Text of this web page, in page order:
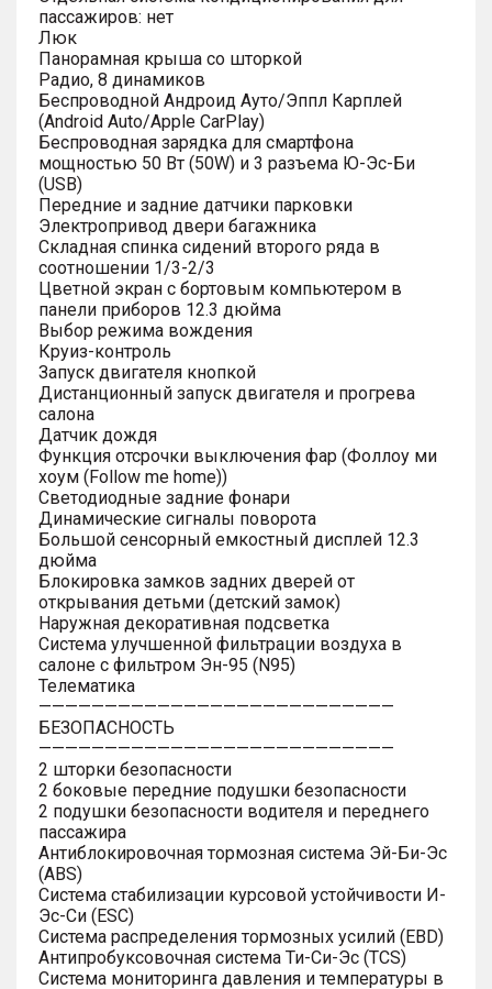
пассажиров: нет
Люк
Панорамная крыша со шторкой
Радио, 8 динамиков
Беспроводной Андроид Ауто/Эппл Карплей
(Android Auto/Apple CarPlay)
Беспроводная зарядка для смартфона
мощностью 50 Вт (50W) и 3 разъема Ю-Эс-Би
(USB)
Передние и задние датчики парковки
Электропривод двери багажника
Складная спинка сидений второго ряда в
соотношении 1/3-2/3
Цветной экран с бортовым компьютером в
панели приборов 12.3 дюйма
Выбор режима вождения
Круиз-контроль
Запуск двигателя кнопкой
Дистанционный запуск двигателя и прогрева
салона
Датчик дождя
Функция отсрочки выключения фар (Фоллоу ми
хоум (Follow me home))
Светодиодные задние фонари
Динамические сигналы поворота
Большой сенсорный емкостный дисплей 12.3
дюйма
Блокировка замков задних дверей от
открывания детьми (детский замок)
Наружная декоративная подсветка
Система улучшенной фильтрации воздуха в
салоне с фильтром Эн-95 (N95)
Телематика
———————————————————————————
БЕЗОПАСНОСТЬ
———————————————————————————
2 шторки безопасности
2 боковые передние подушки безопасности
2 подушки безопасности водителя и переднего
пассажира
Антиблокировочная тормозная система Эй-Би-Эс
(ABS)
Система стабилизации курсовой устойчивости И-
Эс-Си (ESC)
Система распределения тормозных усилий (EBD)
Антипробуксовочная система Ти-Си-Эс (TCS)
Система мониторинга давления и температуры в